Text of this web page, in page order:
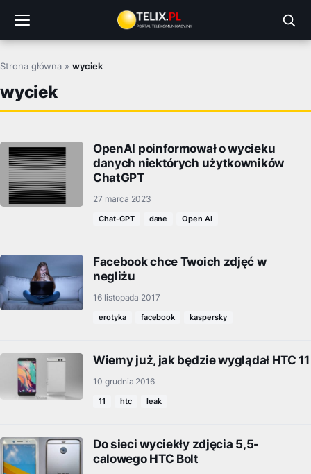
treści
Strona główna »wyciek
wyciek
OpenAI poinformował o wycieku
danych niektórych użytkowników
ChatGPT
27 marca 2023
Chat-GPT dane Open AI
Facebook chce Twoich zdjęć w
negliżu
16 listopada 2017
erotyka facebook kaspersky
Wiemy już, jak będzie wyglądał HTC 11
10 grudnia 2016
11 htc leak
Do sieci wyciekły zdjęcia 5,5-
calowego HTC Bolt